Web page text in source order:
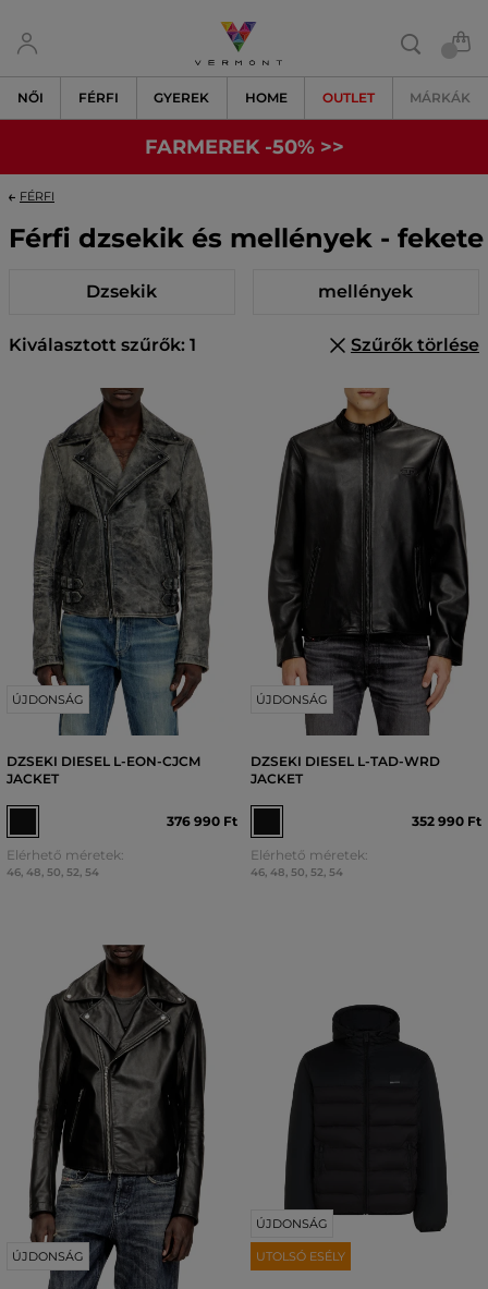
NŐI FÉRFI GYEREK HOME OUTLET MÁRKÁK
FARMEREK -50% >>
FÉRFI
Férfi dzsekik és mellények - fekete
Dzsekik mellények
Kiválasztott szűrők: 1 Szűrők törlése
ÚJDONSÁG
DZSEKI DIESEL L-EON-CJCM
JACKET
376 990 Ft
Elérhető méretek:
46, 48, 50, 52, 54
ÚJDONSÁG
DZSEKI DIESEL L-TAD-WRD
JACKET
352 990 Ft
Elérhető méretek:
46, 48, 50, 52, 54
ÚJDONSÁG
ÚJDONSÁG
UTOLSÓ ESÉLY